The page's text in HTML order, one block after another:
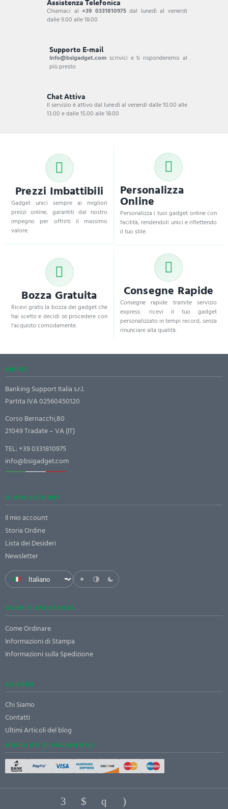
Chiamaci al+39 0331810975dal lunedì al venerdi
dalle 9.00 alle 18.00
Supporto E-mail
info@bsigadget.com scrivici e ti risponderemo al
più presto
Chat Attiva
Il servizio è attivo dal lunedì al venerdì dalle 10.00 alle
13.00 e dalle 15.00 alle 18.00
Prezzi Imbattibili
Gadget unici sempre ai migliori
prezzi online, garantiti dal nostro
impegno per offrirti il massimo
valore.
Personalizza
Online
Personalizza i tuoi gadget online con
facilità, rendendoli unici e riflettendo
il tuo stile.
Bozza Gratuita
Ricevi gratis la bozza dei gadget che
hai scelto e decidi se procedere con
l'acquisto comodamente.
Consegne Rapide
Consegne rapide tramite servizio
express: ricevi il tuo gadget
personalizzato in tempi record, senza
rinunciare alla qualità.
ABOUT
Banking Support Italia s.r.l.
Partita IVA 02560450120
Corso Bernacchi,80
21049 Tradate – VA (IT)
TEL:+39 0331810975
info@bsigadget.com
IL MIO ACCOUNT
Il mio account
Storia Ordine
Lista dei Desideri
Newsletter
GUIDE E ASSISTENZA
Come Ordinare
Informazioni di Stampa
Informazioni sulla Spedizione
AZIENDA
Chi Siamo
Contatti
Ultimi Articoli del blog
MODALITÀ DI PAGAMENTO